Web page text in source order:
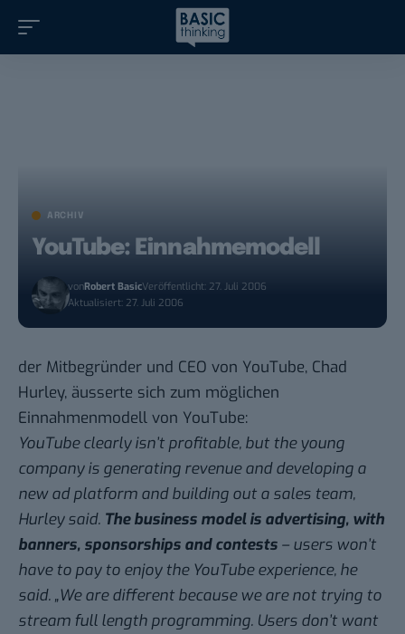
ARCHIV
YouTube: Einnahmemodell
vonRobert BasicVeröffentlicht: 27. Juli 2006
Aktualisiert: 27. Juli 2006
der Mitbegründer und CEO von YouTube, Chad
Hurley, äusserte sich zum möglichen
Einnahmenmodell von YouTube:
YouTube clearly isn’t profitable, but the young
company is generating revenue and developing a
new ad platform and building out a sales team,
Hurley said. The business model is advertising, with
banners, sponsorships and contests – users won’t
have to pay to enjoy the YouTube experience, he
said. „We are different because we are not trying to
stream full length programming. Users don’t want